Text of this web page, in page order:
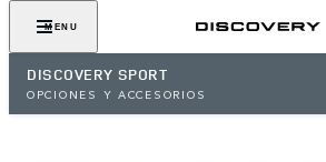
MENU
DISCOVERY SPORT
OPCIONES Y ACCESORIOS